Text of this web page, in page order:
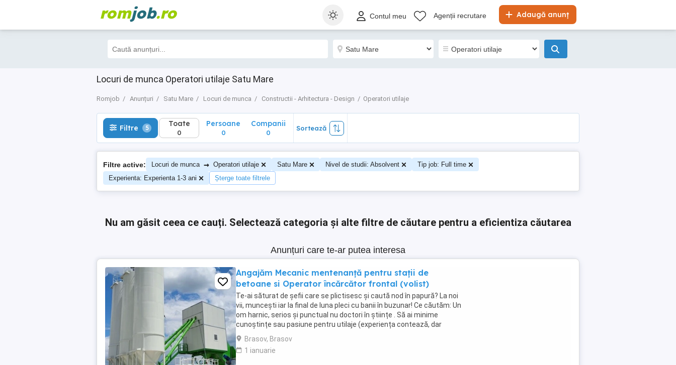
romjob.ro Adaugă anunț
Contul meu Agenții recrutare
Locuri de munca Operatori utilaje Satu Mare
Romjob Anunțuri Satu Mare Locuri de munca Constructii - Arhitectura - Design Operatori utilaje
Filtre 5 Toate
0
Filtre 5 Toate
0
Persoane
0
Companii
0
Sortează
Filtre active: Locuri de munca → Operatori utilaje Satu Mare Nivel de studii: Absolvent
Tip job: Full time
Experienta: Experienta 1-3 ani
Șterge toate filtrele
Nu am găsit ceea ce cauți. Selectează categoria și alte filtre de căutare pentru a eficientiza căutarea
Anunțuri care te-ar putea interesa
Angajăm Mecanic mentenanță pentru stații de
betoane si Operator încărcător frontal (volist)
Te-ai săturat de șefii care se plictisesc și caută nod în papură? La noi
vii, muncești iar la final de luna pleci cu banii în buzunar! Ce căutăm: Un
om harnic, serios și punctual nu doctori în științe . Să ai minime
cunoștințe sau pasiune pentru utilaje (experiența contează, dar
prețuim mai mult ...
Brasov, Brasov
1 ianuarie